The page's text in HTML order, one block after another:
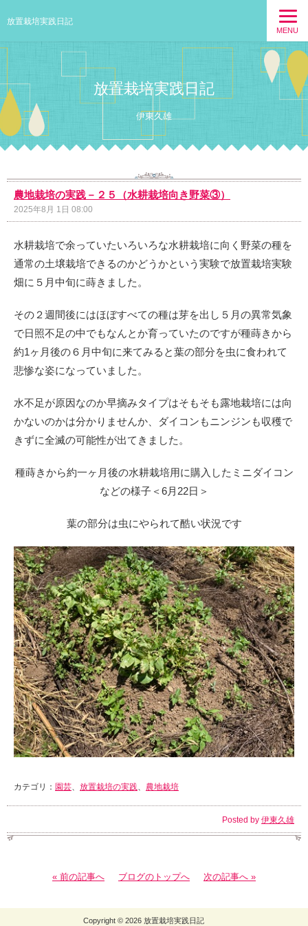
放置栽培実践日記
MENU
放置栽培実践日記
伊東久雄
農地栽培の実践－２５（水耕栽培向き野菜③）
2025年8月 1日 08:00
水耕栽培で余っていたいろいろな水耕栽培に向く野菜の種を
通常の土壌栽培できるのかどうかという実験で放置栽培実験
畑に５月中旬に蒔きました。
その２週間後にはほぼすべての種は芽を出し５月の異常気象
で日照不足の中でもなんとか育っていたのですが種蒔きから
約1ヶ月後の６月中旬に来てみると葉の部分を虫に食われて
悲惨な姿になっていました。
水不足が原因なのか早摘みタイプはそもそも露地栽培には向
かないのかは分かりませんか、ダイコンもニンジンも収穫で
きずに全滅の可能性が出てきました。
種蒔きから約一ヶ月後の水耕栽培用に購入したミニダイコン
などの様子＜6月22日＞
葉の部分は虫にやられて酷い状況です
カテゴリ： 園芸、 放置栽培の実践、 農地栽培
Posted by 伊東久雄
« 前の記事へ ブログのトップへ 次の記事へ »
Copyright © 2026 放置栽培実践日記